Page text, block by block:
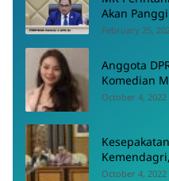
Akan
February 25,
Anggota
October 4, 2022
Menyepakati
October 4, 2022